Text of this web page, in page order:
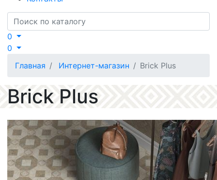
Search
0
0
Главная
Интернет-магазин Brick Plus
Brick Plus